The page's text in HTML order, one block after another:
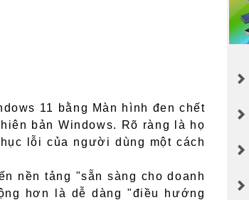
11 bằng Màn hình đen chết
bản Windows. Rõ ràng là họ
lỗi của người dùng một cách
nền tảng "sẵn sàng cho doanh
hơn là dễ dàng "điều hướng